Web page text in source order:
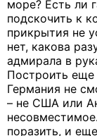
море? Есть ли
подскочить к
прикрытия не
нет, какова
адмирала в
Построить
Германия не
– не США или
поразить, и